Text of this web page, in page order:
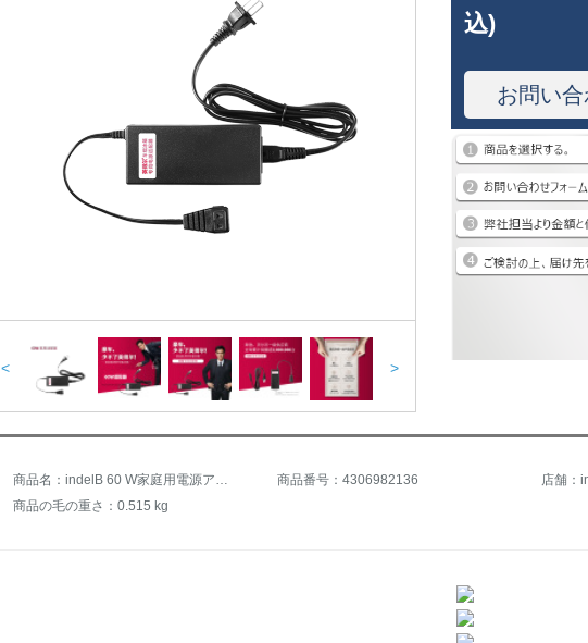
< >
込)
お問い
商品名：indelB 60 W家庭用電源アダプタ60 Wアダプタ 商品番号：4306982136
店舗：
商品の毛の重さ：0.515 kg